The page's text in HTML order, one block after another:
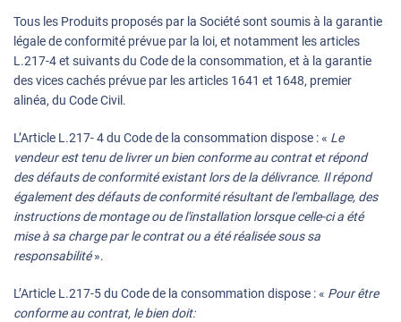
Tous les Produits proposés par la Société sont soumis à la garantie
légale de conformité prévue par la loi, et notamment les articles
L.217-4 et suivants du Code de la consommation, et à la garantie
des vices cachés prévue par les articles 1641 et 1648, premier
alinéa, du Code Civil.
L’Article L.217- 4 du Code de la consommation dispose : « Le
vendeur est tenu de livrer un bien conforme au contrat et répond
des défauts de conformité existant lors de la délivrance. Il répond
également des défauts de conformité résultant de l'emballage, des
instructions de montage ou de l'installation lorsque celle-ci a été
mise à sa charge par le contrat ou a été réalisée sous sa
responsabilité».
L’Article L.217-5 du Code de la consommation dispose : « Pour être
conforme au contrat, le bien doit: